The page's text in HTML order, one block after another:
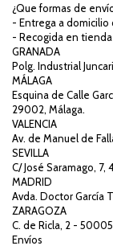
¿Que formas de
- Entrega a domicilio
- Recogida en tienda
GRANADA
Polg. Industrial
MÁLAGA
Esquina de Calle
29002, Málaga.
VALENCIA
Av. de Manuel de
SEVILLA
C/ José Saramago, 7,
MADRID
Avda. Doctor García
ZARAGOZA
C. de Ricla, 2 - 50005
Envíos